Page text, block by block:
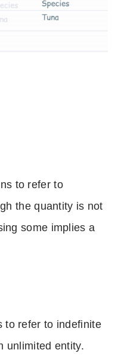
to refer to
the quantity is not
some implies a
to refer to indefinite
unlimited entity.